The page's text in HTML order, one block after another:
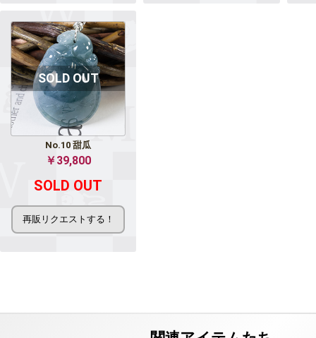
No.10 甜瓜
￥39,800
SOLD OUT